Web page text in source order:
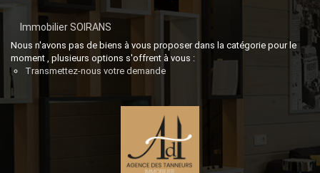
Immobilier SOIRANS
Nous n'avons pas de biens à vous proposer dans la catégorie pour le
moment , plusieurs options s'offrent à vous :
Transmettez-nous votre demande